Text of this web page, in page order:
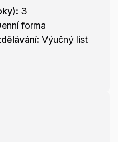
3
forma
Výučný list